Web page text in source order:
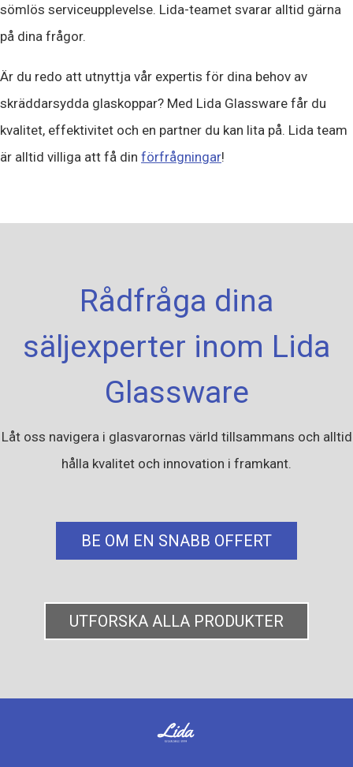
sömlös serviceupplevelse. Lida-teamet svarar alltid gärna
på dina frågor.
Är du redo att utnyttja vår expertis för dina behov av
skräddarsydda glaskoppar? Med Lida Glassware får du
kvalitet, effektivitet och en partner du kan lita på. Lida team
är alltid villiga att få din förfrågningar!
Rådfråga dina
säljexperter inom Lida
Glassware
Låt oss navigera i glasvarornas värld tillsammans och alltid
hålla kvalitet och innovation i framkant.
BE OM EN SNABB OFFERT
UTFORSKA ALLA PRODUKTER